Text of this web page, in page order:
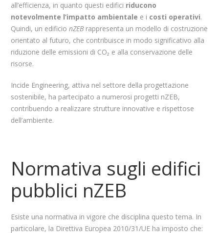
all’efficienza, in quanto questi edifici riducono
notevolmente l’impatto ambientale e i costi operativi.
Quindi, un edificionZEB rappresenta un modello di costruzione
orientato al futuro, che contribuisce in modo significativo alla
riduzione delle emissioni di CO₂ e alla conservazione delle
risorse.
Incide Engineering, attiva nel settore della progettazione
sostenibile, ha partecipato a numerosi progetti nZEB,
contribuendo a realizzare strutture innovative e rispettose
dell’ambiente.
Normativa sugli edifici
pubblici nZEB
Esiste una normativa in vigore che disciplina questo tema. In
particolare, la Direttiva Europea 2010/31/UE ha imposto che: